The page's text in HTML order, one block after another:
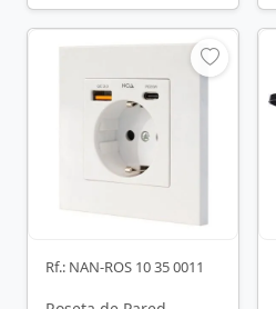
Rf.: NAN-ROS 10 35 0011